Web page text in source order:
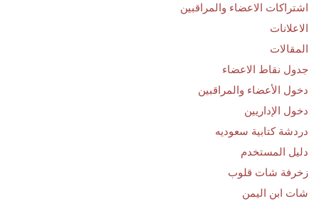
اشتراكات الاعضاء والمراقبين
الاعلانات
المقالات
جدول نقاط الاعضاء
دخول الأعضاء والمراقبين
دخول الإداريين
دردشة كتابية سعوديه
دليل المستخدم
زخرفة شات قلوب
شات ابن اليمن